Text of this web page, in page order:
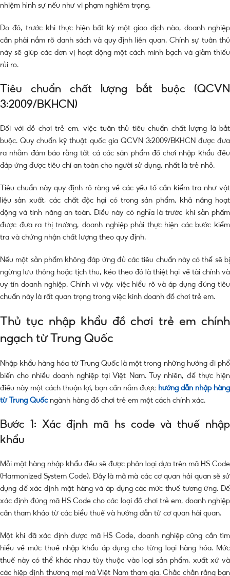
nhiệm hình sự nếu như vi phạm nghiêm trọng.
Do đó, trước khi thực hiện bất kỳ một giao dịch nào, doanh nghiệp
cần phải nắm rõ danh sách và quy định liên quan. Chính sự tuân thủ
này sẽ giúp các đơn vị hoạt động một cách minh bạch và giảm thiểu
rủi ro.
Tiêu chuẩn chất lượng bắt buộc (QCVN
3:2009/BKHCN)
Đối với đồ chơi trẻ em, việc tuân thủ tiêu chuẩn chất lượng là bắt
buộc. Quy chuẩn kỹ thuật quốc gia QCVN 3:2009/BKHCN được đưa
ra nhằm đảm bảo rằng tất cả các sản phẩm đồ chơi nhập khẩu đều
đáp ứng được tiêu chí an toàn cho người sử dụng, nhất là trẻ nhỏ.
Tiêu chuẩn này quy định rõ ràng về các yếu tố cần kiểm tra như vật
liệu sản xuất, các chất độc hại có trong sản phẩm, khả năng hoạt
động và tính năng an toàn. Điều này có nghĩa là trước khi sản phẩm
được đưa ra thị trường, doanh nghiệp phải thực hiện các bước kiểm
tra và chứng nhận chất lượng theo quy định.
Nếu một sản phẩm không đáp ứng đủ các tiêu chuẩn này có thể sẽ bị
ngừng lưu thông hoặc tịch thu, kéo theo đó là thiệt hại về tài chính và
uy tín doanh nghiệp. Chính vì vậy, việc hiểu rõ và áp dụng đúng tiêu
chuẩn này là rất quan trọng trong việc kinh doanh đồ chơi trẻ em.
Thủ tục nhập khẩu đồ chơi trẻ em chính
ngạch từ Trung Quốc
Nhập khẩu hàng hóa từ Trung Quốc là một trong những hướng đi phổ
biến cho nhiều doanh nghiệp tại Việt Nam. Tuy nhiên, để thực hiện
điều này một cách thuận lợi, bạn cần nắm được hướng dẫn nhập hàng
từ Trung Quốcngành hàng đồ chơi trẻ em một cách chính xác.
Bước 1: Xác định mã hs code và thuế nhập
khẩu
Mỗi mặt hàng nhập khẩu đều sẽ được phân loại dựa trên mã HS Code
(Harmonized System Code). Đây là mã mà các cơ quan hải quan sẽ sử
dụng để xác định mặt hàng và áp dụng các mức thuế tương ứng. Để
xác định đúng mã HS Code cho các loại đồ chơi trẻ em, doanh nghiệp
cần tham khảo từ các biểu thuế và hướng dẫn từ cơ quan hải quan.
Một khi đã xác định được mã HS Code, doanh nghiệp cũng cần tìm
hiểu về mức thuế nhập khẩu áp dụng cho từng loại hàng hóa. Mức
thuế này có thể khác nhau tùy thuộc vào loại sản phẩm, xuất xứ và
các hiệp định thương mại mà Việt Nam tham gia. Chắc chắn rằng bạn